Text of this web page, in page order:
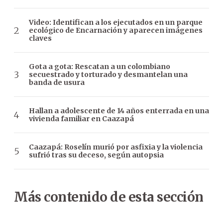
Video: Identifican a los ejecutados en un parque
ecológico de Encarnación y aparecen imágenes
claves
Gota a gota: Rescatan a un colombiano
secuestrado y torturado y desmantelan una
banda de usura
Hallan a adolescente de 14 años enterrada en una
vivienda familiar en Caazapá
Caazapá: Roselín murió por asfixia y la violencia
sufrió tras su deceso, según autopsia
Más contenido de esta sección